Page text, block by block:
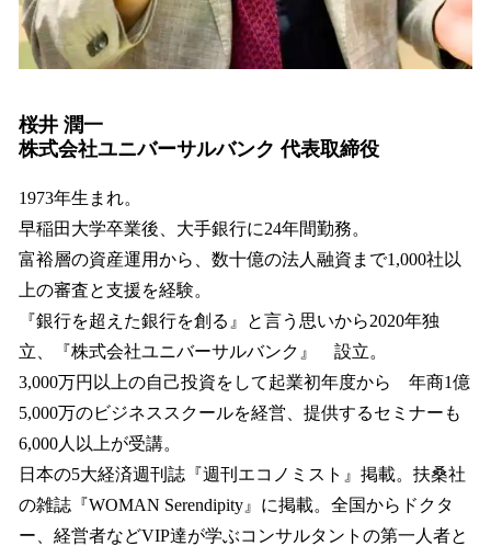
桜井 潤一
株式会社ユニバーサルバンク 代表取締役
1973年生まれ。
早稲田大学卒業後、大手銀行に24年間勤務。
富裕層の資産運用から、数十億の法人融資まで1,000社以
上の審査と支援を経験。
『銀行を超えた銀行を創る』と言う思いから2020年独
立、『株式会社ユニバーサルバンク』 設立。
3,000万円以上の自己投資をして起業初年度から 年商1億
5,000万のビジネススクールを経営、提供するセミナーも
6,000人以上が受講。
日本の5大経済週刊誌『週刊エコノミスト』掲載。扶桑社
の雑誌『WOMAN Serendipity』に掲載。全国からドクタ
ー、経営者などVIP達が学ぶコンサルタントの第一人者と